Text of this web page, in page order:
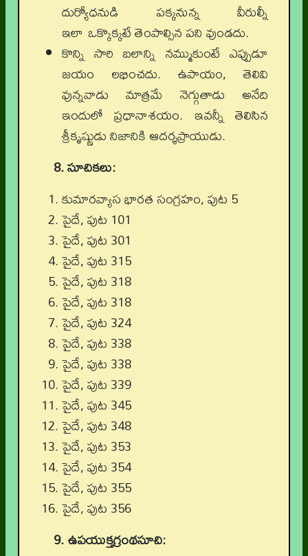
దుర్యోధనుడి పక్కనున్న వీరుల్నీ
ఇలా ఒక్కొక్కటే తెంపాల్సిన పని వుండదు.
కొన్ని సారి బలాన్ని నమ్ముకుంటే ఎప్పుడూ
జయం లభించదు. ఉపాయం, తెలివి
వున్నవాడు మాత్రమే నెగ్గుతాడు అనేది
ఇందులో ప్రధానాశయం. ఇవన్నీ తెలిసిన
శ్రీకృష్ణుడు నిజానికి ఆదర్శప్రాయుడు.
8. సూచికలు:
కుమారవ్యాస భారత సంగ్రహం, పుట 5
పైదే, పుట 101
పైదే, పుట 301
పైదే, పుట 315
పైదే, పుట 318
పైదే, పుట 318
పైదే, పుట 324
పైదే, పుట 338
పైదే, పుట 338
పైదే, పుట 339
పైదే, పుట 345
పైదే, పుట 348
పైదే, పుట 353
పైదే, పుట 354
పైదే, పుట 355
పైదే, పుట 356
9. ఉపయుక్తగ్రంథసూచి: